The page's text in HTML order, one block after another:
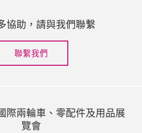
協助，請與我們聯繫
聯繫我們
際兩輪車、零配件及用品展
覽會